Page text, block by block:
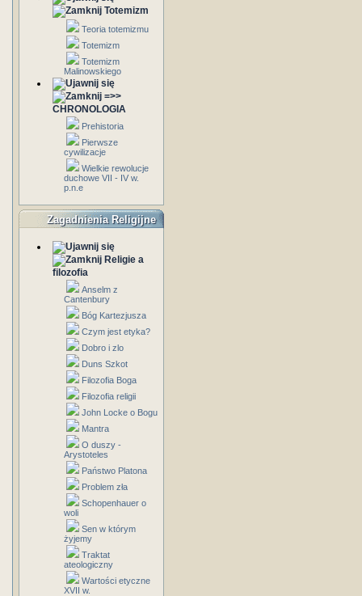
Totemizm
Teoria totemizmu
Totemizm
Totemizm
Malinowskiego
=>>
CHRONOLOGIA
Prehistoria
Pierwsze
cywilizacje
Wielkie rewolucje
duchowe VII - IV w.
p.n.e
Zagadnienia Religijne
Religie a
filozofia
Anselm z
Cantenbury
Bóg Kartezjusza
Czym jest etyka?
Dobro i zlo
Duns Szkot
Filozofia Boga
Filozofia religii
John Locke o Bogu
Mantra
O duszy -
Arystoteles
Państwo Platona
Problem zła
Schopenhauer o
woli
Sen w którym
żyjemy
Traktat
ateologiczny
Wartości etyczne
XVII w.